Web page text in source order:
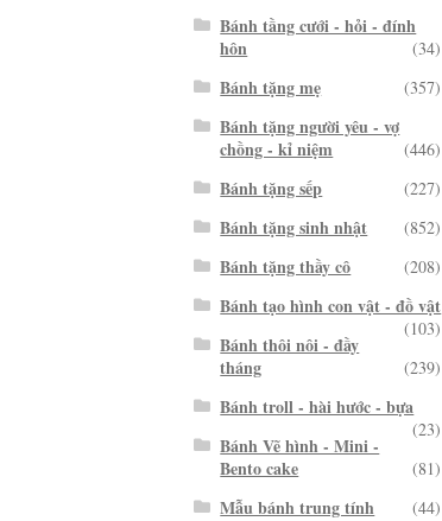
Bánh tầng cưới - hỏi - đính
hôn
(34)
Bánh tặng mẹ (357)
Bánh tặng người yêu - vợ
chồng - kỉ niệm
(446)
Bánh tặng sếp (227)
Bánh tặng sinh nhật (852)
Bánh tặng thầy cô (208)
Bánh tạo hình con vật - đồ vật
(103)
Bánh thôi nôi - đầy
tháng
(239)
Bánh troll - hài hước - bựa
(23)
Bánh Vẽ hình - Mini -
Bento cake
(81)
Mẫu bánh trung tính (44)